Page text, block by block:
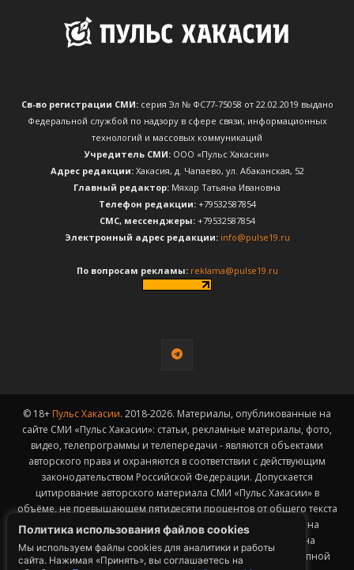
Политика использования файлов cookies
Мы используем файлы cookies для аналитики и работы
сайта. Нажимая «Принять», вы соглашаетесь на
Св-во регистрации СМИ:серия Эл № ФС77-75058 от 22.02.2019 выдано
Федеральной службой по надзору в сфере связи, информационных
технологий и массовых коммуникаций
Учредитель СМИ: ООО «Пульс Хакасии»
Адрес редакции:Хакасия, д. Чапаево, ул. Абаканская, 52
Главный редактор: Мяхар Татьяна Ивановна
Телефон редакции:+79532587854
CМС, мессенджеры:+79532587854
Электронный адрес редакции: info@pulse19.ru
По вопросам рекламы: reklama@pulse19.ru
© 18+ Пульс Хакасии. 2018-2026. Материалы, опубликованные на
сайте СМИ «Пульс Хакасии»: статьи, рекламные материалы, фото,
видео, телепрограммы и телепередачи - являются объектами
авторского права и охраняются в соответствии с действующим
законодательством Российской Федерации. Допускается
цитирование авторского материала СМИ «Пульс Хакасии» в
объёме, не превышающем пятидесяти процентов от общего текста
публикации с обязательным размещением гиперссылки на
страницу заимствования материала. Гиперссылка должна
размещаться в тексте цитируемого материала и быть доступной